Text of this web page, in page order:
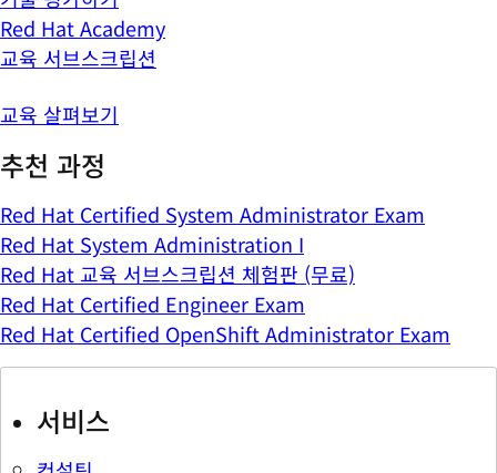
Red Hat Academy
교육 서브스크립션
교육 살펴보기
추천 과정
Red Hat Certified System Administrator Exam
Red Hat System Administration I
Red Hat 교육 서브스크립션 체험판 (무료)
Red Hat Certified Engineer Exam
Red Hat Certified OpenShift Administrator Exam
서비스